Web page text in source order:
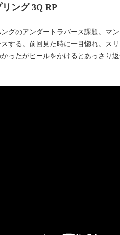
リング 3Q RP
ングのアンダートラバース課題。マ
する。前回見た時に一目惚れ。ス
ったがヒールをかけるとあっさり返